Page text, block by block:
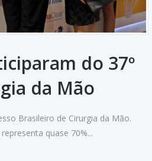
do 37º
da Mão
Brasileiro de Cirurgia da Mão.
quase 70%...